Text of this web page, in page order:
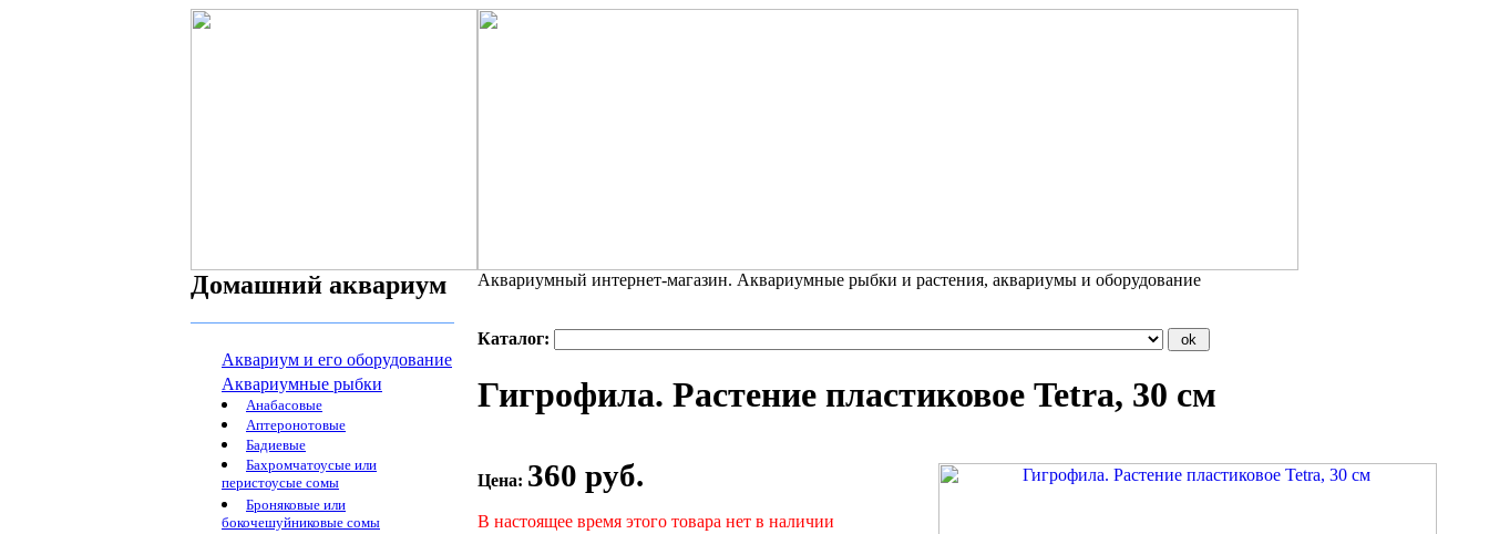
Домашний аквариум
Аквариум и его оборудование
Аквариумные рыбки
Анабасовые
Аптеронотовые
Бадиевые
Бахромчатоусые или
перистоусые сомы
Броняковые или
бокочешуйниковые сомы
Аквариумный интернет-магазин. Аквариумные рыбки и растения, аквариумы и оборудование
Каталог:
Гигрофила. Растение пластиковое Tetra, 30 см
Цена: 360 руб.
В настоящее время этого товара нет в наличии